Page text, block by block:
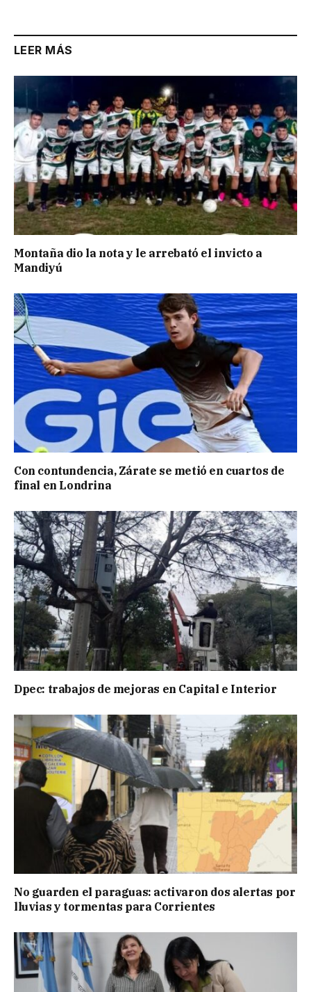
LEER MÁS
Montaña dio la nota y le arrebató el invicto a
Mandiyú
Con contundencia, Zárate se metió en cuartos de
final en Londrina
Dpec: trabajos de mejoras en Capital e Interior
No guarden el paraguas: activaron dos alertas por
lluvias y tormentas para Corrientes